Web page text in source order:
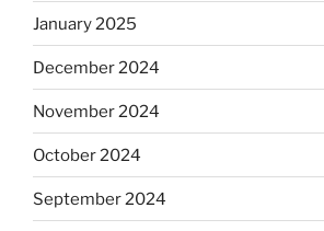
January 2025
December 2024
November 2024
October 2024
September 2024